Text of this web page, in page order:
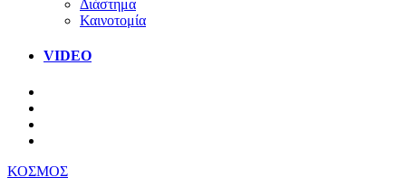
Διάστημα
Καινοτομία
VIDEO
ΚΟΣΜΟΣ